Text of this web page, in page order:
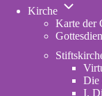
Kirche
Kirche
Karte der
Die
I.